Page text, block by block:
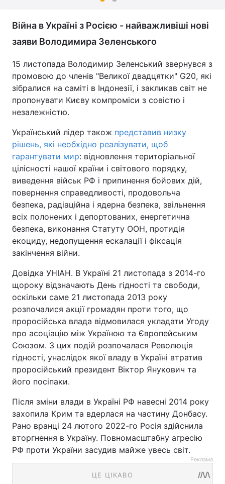
Війна в Україні з Росією - найважливіші нові
заяви Володимира Зеленського
15 листопада Володимир Зеленський звернувся з
промовою до членів "Великої двадцятки" G20, які
зібралися на саміті в Індонезії, і закликав світ не
пропонувати Києву компроміси з совістю і
незалежністю.
Український лідер також представив низку
рішень, які необхідно реалізувати, щоб
гарантувати мир: відновлення територіальної
цілісності нашої країни і світового порядку,
виведення військ РФ і припинення бойових дій,
повернення справедливості, продовольча
безпека, радіаційна і ядерна безпека, звільнення
всіх полонених і депортованих, енергетична
безпека, виконання Статуту ООН, протидія
екоциду, недопущення ескалації і фіксація
закінчення війни.
Довідка УНІАН. В Україні 21 листопада з 2014-го
щороку відзначають День гідності та свободи,
оскільки саме 21 листопада 2013 року
розпочалися акції громадян проти того, що
проросійська влада відмовилася укладати Угоду
про асоціацію між Україною та Європейським
Союзом. З цих подій розпочалася Революція
гідності, унаслідок якої владу в Україні втратив
проросійський президент Віктор Янукович та
його посіпаки.
Після зміни влади в Україні РФ навесні 2014 року
захопила Крим та вдерлася на частину Донбасу.
Рано вранці 24 лютого 2022-го Росія здійснила
вторгнення в Україну. Повномасштабну агресію
РФ проти України засудив майже увесь світ.
Реклама